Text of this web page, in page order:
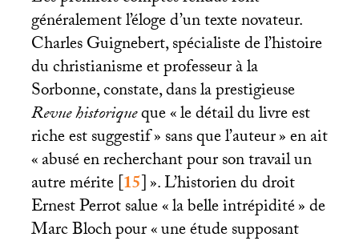
généralement l’éloge d’un texte novateur.
Charles Guignebert, spécialiste de l’histoire
du christianisme et professeur à la
Sorbonne, constate, dans la prestigieuse
Revue historiqueque «le détail du livre est
riche est suggestif» sans que l’auteur» en ait
«abusé en recherchant pour son travail un
autre mérite[15]». L’historien du droit
Ernest Perrot salue «la belle intrépidité» de
Marc Bloch pour «une étude supposant